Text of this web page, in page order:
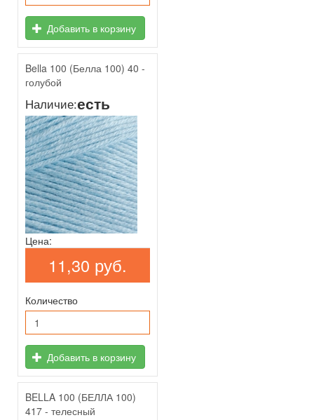
Добавить в корзину
Bella 100 (Белла 100) 40 -
голубой
Наличие:есть
Цена:
11,30 руб.
Количество
Добавить в корзину
BELLA 100 (БЕЛЛА 100)
417 - телесный